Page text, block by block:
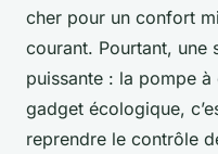
cher pour un confort
courant. Pourtant, une
puissante : la pompe à
gadget écologique,
reprendre le contrôle